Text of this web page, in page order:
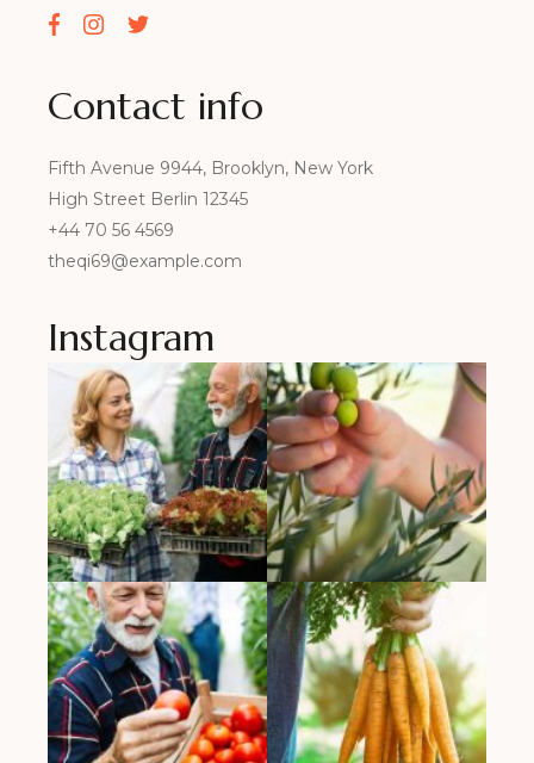
Contact info
Fifth Avenue 9944, Brooklyn, New York
High Street Berlin 12345
+44 70 56 4569
theqi69@example.com
Instagram